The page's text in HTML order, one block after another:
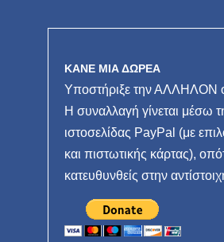
ΚΑΝΕ ΜΙΑ ΔΩΡΕΑ
Υποστήριξε την ΑΛΛΗΛΟΝ
Η συναλλαγή γίνεται μέσω
ιστοσελίδας PayPal (με
και πιστωτικής κάρτας),
κατευθυνθείς στην